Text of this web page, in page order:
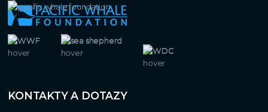
KONTAKTY A DOTAZY